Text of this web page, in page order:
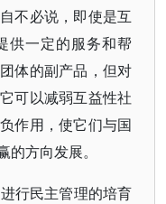
不必说，即使是互
供一定的服务和帮
体的副产品，但对
可以减弱互益性社
作用，使它们与国
方向发展。
行民主管理的培育